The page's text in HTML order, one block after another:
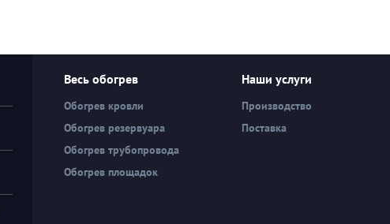
Весь обогрев
Обогрев кровли
Обогрев резервуара
Обогрев трубопровода
Обогрев площадок
Наши услуги
Производство
Поставка